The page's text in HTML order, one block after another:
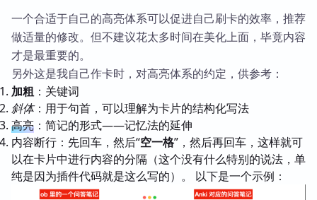
一个合适于自己的高亮体系可以促进自己刷卡的效率，推荐
做适量的修改。但不建议花太多时间在美化上面，毕竟内容
才是最重要的。
另外这是我自己作卡时，对高亮体系的约定，供参考：
加粗 ：关键词
斜体：用于句首，可以理解为卡片的结构化写法
高亮 ：简记的形式——记忆法的延伸
内容断行：先回车，然后“空一格”，然后再回车，这样就可
以在卡片中进行内容的分隔（这个没有什么特别的说法，单
纯是因为插件代码就是这么写的）。 以下是一个示例：